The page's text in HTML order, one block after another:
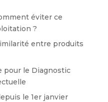
éviter ce
?
entre produits
pour le Diagnostic
le 1er janvier